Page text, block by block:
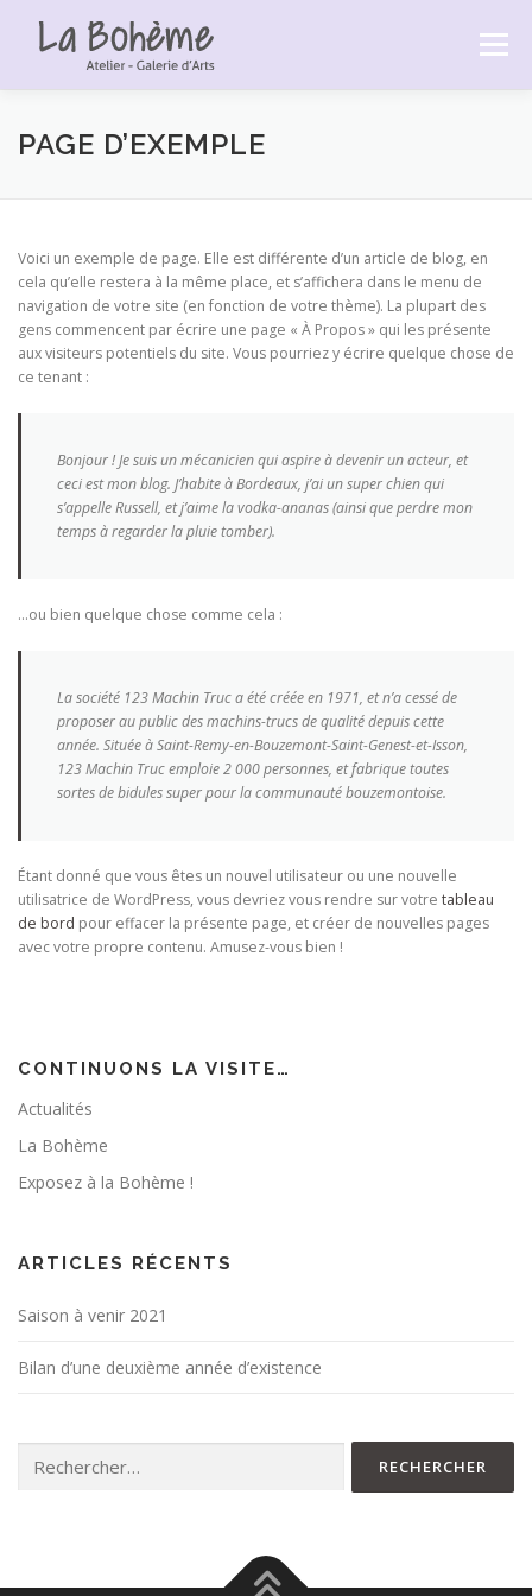
contenu
Menu
ACCUEIL LA BOHÈME
CONTACT
PAGE D’EXEMPLE
Voici un exemple de page. Elle est différente d’un article de blog, en
cela qu’elle restera à la même place, et s’affichera dans le menu de
navigation de votre site (en fonction de votre thème). La plupart des
gens commencent par écrire une page « À Propos » qui les présente
aux visiteurs potentiels du site. Vous pourriez y écrire quelque chose de
ce tenant :
Bonjour ! Je suis un mécanicien qui aspire à devenir un acteur, et
ceci est mon blog. J’habite à Bordeaux, j’ai un super chien qui
s’appelle Russell, et j’aime la vodka-ananas (ainsi que perdre mon
temps à regarder la pluie tomber).
…ou bien quelque chose comme cela :
La société 123 Machin Truc a été créée en 1971, et n’a cessé de
proposer au public des machins-trucs de qualité depuis cette
année. Située à Saint-Remy-en-Bouzemont-Saint-Genest-et-Isson,
123 Machin Truc emploie 2 000 personnes, et fabrique toutes
sortes de bidules super pour la communauté bouzemontoise.
Étant donné que vous êtes un nouvel utilisateur ou une nouvelle
utilisatrice de WordPress, vous devriez vous rendre sur votre tableau
de bord pour effacer la présente page, et créer de nouvelles pages
avec votre propre contenu. Amusez-vous bien !
CONTINUONS LA VISITE…
Actualités
La Bohème
Exposez à la Bohème !
ARTICLES RÉCENTS
Saison à venir 2021
Bilan d’une deuxième année d’existence